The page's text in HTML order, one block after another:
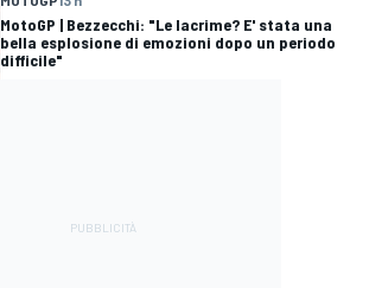
MotoGP | Bezzecchi: "Le lacrime? E' stata una
bella esplosione di emozioni dopo un periodo
difficile"